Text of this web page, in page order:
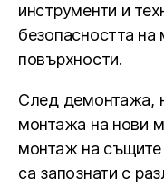
инструменти и
безопасността на
повърхности.
След демонтажа,
монтажа на нови
монтаж на
са запознати с